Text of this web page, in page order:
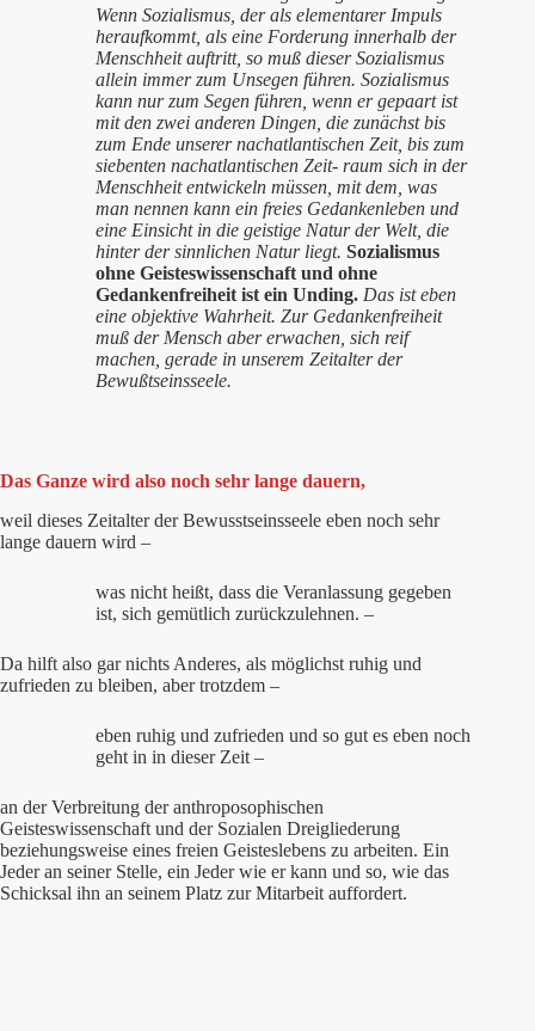
Wenn Sozialismus, der als elementarer Impuls
heraufkommt, als eine Forderung innerhalb der
Menschheit auftritt, so muß dieser Sozialismus
allein immer zum Unsegen führen. Sozialismus
kann nur zum Segen führen, wenn er gepaart ist
mit den zwei anderen Dingen, die zunächst bis
zum Ende unserer nachatlantischen Zeit, bis zum
siebenten nachatlantischen Zeit- raum sich in der
Menschheit entwickeln müssen, mit dem, was
man nennen kann ein freies Gedankenleben und
eine Einsicht in die geistige Natur der Welt, die
hinter der sinnlichen Natur liegt. Sozialismus
ohne Geisteswissenschaft und ohne
Gedankenfreiheit ist ein Unding. Das ist eben
eine objektive Wahrheit. Zur Gedankenfreiheit
muß der Mensch aber erwachen, sich reif
machen, gerade in unserem Zeitalter der
Bewußtseinsseele.
Das Ganze wird also noch sehr lange dauern,
weil dieses Zeitalter der Bewusstseinsseele eben noch sehr
lange dauern wird –
was nicht heißt, dass die Veranlassung gegeben
ist, sich gemütlich zurückzulehnen. –
Da hilft also gar nichts Anderes, als möglichst ruhig und
zufrieden zu bleiben, aber trotzdem –
eben ruhig und zufrieden und so gut es eben noch
geht in in dieser Zeit –
an der Verbreitung der anthroposophischen
Geisteswissenschaft und der Sozialen Dreigliederung
beziehungsweise eines freien Geisteslebens zu arbeiten. Ein
Jeder an seiner Stelle, ein Jeder wie er kann und so, wie das
Schicksal ihn an seinem Platz zur Mitarbeit auffordert.